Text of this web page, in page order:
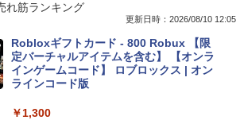
Apple 2026 MacBook Neo A18 Proチッ
プ搭載13インチノートブック：AIとAppl
e Intelligenceのために設計、Liquid Ret
inaディスプレイ、8GBユニファイドメモ
eTime HDカメラ - インディゴ
れ筋ランキング
更新日時：2026/08/10 12:05
Robloxギフトカード - 800 Robux 【限
定バーチャルアイテムを含む】 【オンラ
インゲームコード】 ロブロックス | オン
ラインコード版
￥1,300